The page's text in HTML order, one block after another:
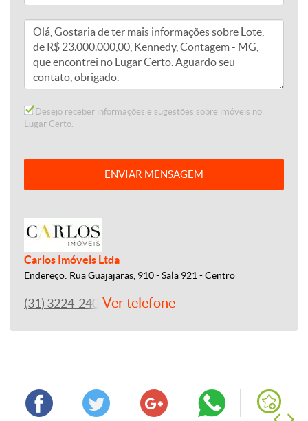
Desejo receber informações e sugestões sobre imóveis no
Lugar Certo.
ENVIAR MENSAGEM
Carlos Imóveis Ltda
Endereço: Rua Guajajaras, 910 - Sala 921 - Centro
(31) 3224-2400Ver telefone